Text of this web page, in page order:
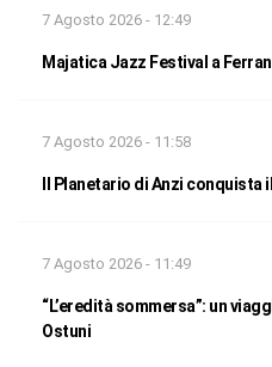
7 Agosto 2026 - 12:49
Majatica Jazz Festival a
7 Agosto 2026 - 11:58
Il Planetario di Anzi conquista
7 Agosto 2026 - 11:49
“L’eredità sommersa”: un
Ostuni